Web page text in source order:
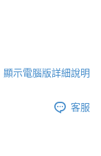
顯示電腦版詳細說明
客服